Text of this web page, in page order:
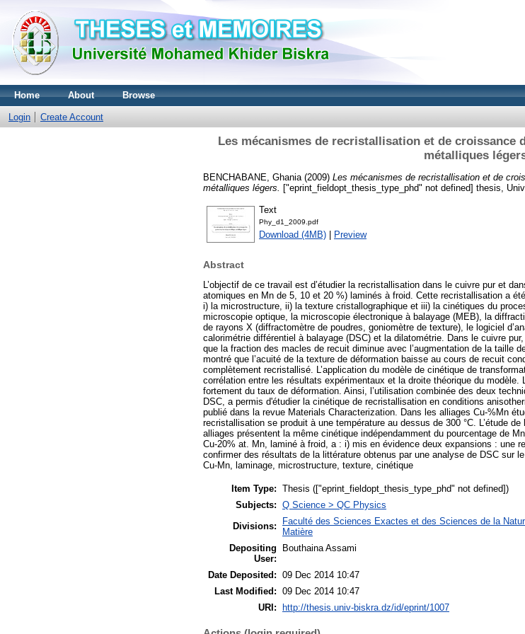
Home About Browse
Login Create Account
Les mécanismes de recristallisation et de croissance
métalliques
BENCHABANE, Ghania (2009) Les mécanismes de recristallisation et de
métalliques légers.
["eprint_fieldopt_thesis_type_phd" not defined] thesis,
Text
Phy_d1_2009.pdf
Download (4MB) | Preview
Abstract
L’objectif de ce travail est d’étudier la recristallisation dans le cuivre pur et
atomiques en Mn de 5, 10 et 20 %) laminés à froid. Cette recristallisation a
i) la microstructure, ii) la texture cristallographique et iii) la cinétiques du
microscopie optique, la microscopie électronique à balayage (MEB), la
de rayons X (diffractomètre de poudres, goniomètre de texture), le logiciel
calorimétrie différentiel à balayage (DSC) et la dilatométrie. Dans le cuivre
que la fraction des macles de recuit diminue avec l’augmentation de la taille
montré que l’acuité de la texture de déformation baisse au cours de recuit
complètement recristallisé. L’application du modèle de cinétique de
corrélation entre les résultats expérimentaux et la droite théorique du
fortement du taux de déformation. Ainsi, l’utilisation combinée des deux
DSC, a permis d'étudier la cinétique de recristallisation en conditions
publié dans la revue Materials Characterization. Dans les alliages Cu-%Mn
recristallisation se produit à une température au dessus de 300 °C. L’étude
alliages présentent la même cinétique indépendamment du pourcentage de
Cu-20% at. Mn, laminé à froid, a : i) mis en évidence deux expansions : une
confirmer des résultats de la littérature obtenus par une analyse de DSC sur
Cu-Mn, laminage, microstructure, texture, cinétique
Item Type: Thesis (["eprint_fieldopt_thesis_type_phd" not defined])
Subjects: Q Science > QC Physics
Divisions:
Faculté des Sciences Exactes et des Sciences de la
Matière
Depositing
User:
Bouthaina Assami
Date Deposited: 09 Dec 2014 10:47
Last Modified: 09 Dec 2014 10:47
URI:
http://thesis.univ-biskra.dz/id/eprint/1007